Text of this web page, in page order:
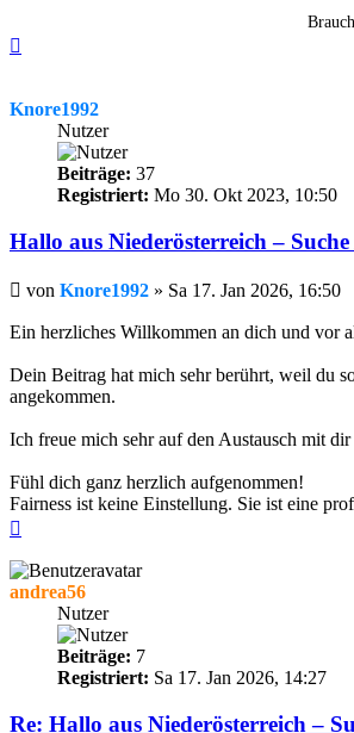
Knore1992
Nutzer
Beiträge: 37
Registriert: Mo 30. Okt 2023, 10:50
Hallo aus Niederösterreich –
Beitrag
von Knore1992 » Sa 17. Jan 2026, 16:50
Ein herzliches Willkommen an dich und vor
Dein Beitrag hat mich sehr berührt, weil du
angekommen.
Ich freue mich sehr auf den Austausch mit
Fühl dich ganz herzlich aufgenommen!
Fairness ist keine Einstellung. Sie ist eine
andrea56
Nutzer
Beiträge: 7
Registriert: Sa 17. Jan 2026, 14:27
Re: Hallo aus Niederösterreich –